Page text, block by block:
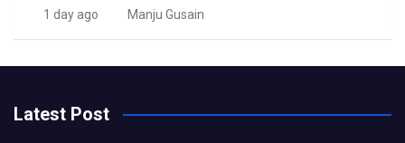
1 day ago Manju Gusain
Latest Post